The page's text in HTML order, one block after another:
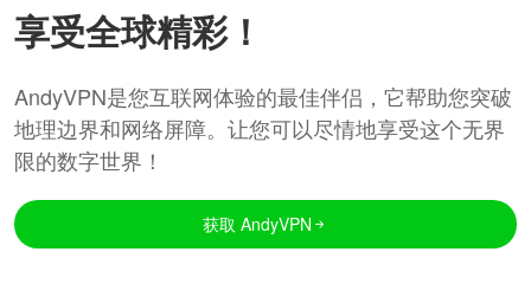
享受全球精彩！
AndyVPN是您互联网体验的最佳伴侣，它帮助您突破
地理边界和网络屏障。让您可以尽情地享受这个无界
限的数字世界！
获取 AndyVPN